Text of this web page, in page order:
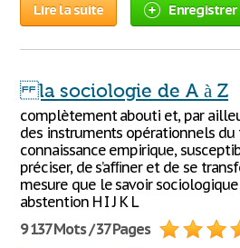
Lire la suite Enregistrer
la sociologie de A à Z
complètement abouti et, par
des instruments opérationnels du
connaissance empirique,
préciser, de s’afﬁner et de se
mesure que le savoir sociologique
abstention H I J K L
9 137 Mots / 37 Pages